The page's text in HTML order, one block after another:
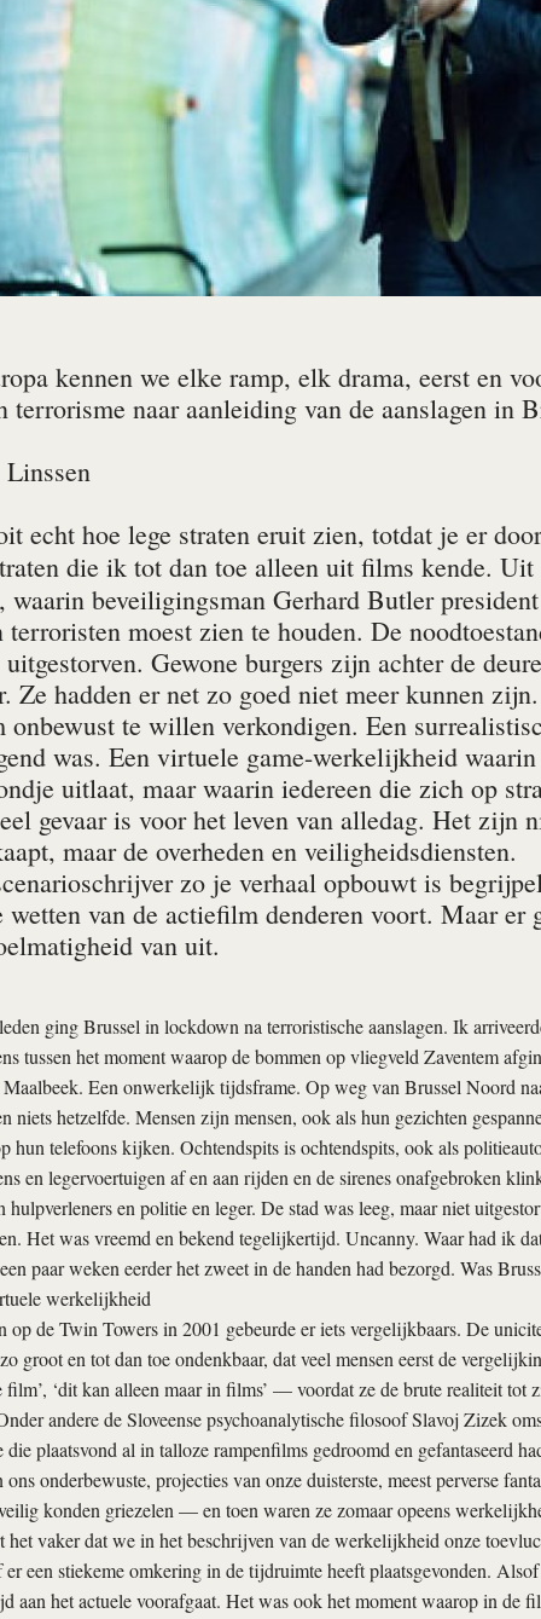
kennen we elke ramp, elk drama, eerst en
terrorisme naar aanleiding van de aanslagen in
echt hoe lege straten eruit zien, totdat je er
die ik tot dan toe alleen uit films kende.
waarin beveiligingsman Gerhard Butler
terroristen moest zien te houden. De
Gewone burgers zijn achter de
Ze hadden er net zo goed niet meer kunnen
te willen verkondigen. Een
was. Een virtuele game-werkelijkheid
uitlaat, maar waarin iedereen die zich op
gevaar is voor het leven van alledag. Het zijn
maar de overheden en veiligheidsdiensten.
zo je verhaal opbouwt is
wetten van de actiefilm denderen voort. Maar
van uit.
ging Brussel in lockdown na terroristische aanslagen. Ik
tussen het moment waarop de bommen op vliegveld Zaventem
Een onwerkelijk tijdsframe. Op weg van Brussel Noord
niets hetzelfde. Mensen zijn mensen, ook als hun gezichten
hun telefoons kijken. Ochtendspits is ochtendspits, ook als
en legervoertuigen af en aan rijden en de sirenes onafgebroken
hulpverleners en politie en leger. De stad was leeg, maar niet
Het was vreemd en bekend tegelijkertijd. Uncanny. Waar had ik
paar weken eerder het zweet in de handen had bezorgd. Was
werkelijkheid
op de Twin Towers in 2001 gebeurde er iets vergelijkbaars. De
groot en tot dan toe ondenkbaar, dat veel mensen eerst de
‘dit kan alleen maar in films’ — voordat ze de brute realiteit tot
andere de Sloveense psychoanalytische filosoof Slavoj Zizek
die plaatsvond al in talloze rampenfilms gedroomd en gefantaseerd
onderbewuste, projecties van onze duisterste, meest perverse
konden griezelen — en toen waren ze zomaar opeens
het vaker dat we in het beschrijven van de werkelijkheid onze
een stiekeme omkering in de tijdruimte heeft plaatsgevonden.
aan het actuele voorafgaat. Het was ook het moment waarop in de